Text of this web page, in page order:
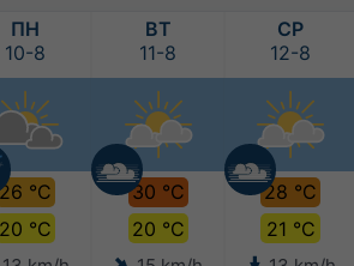
ПН
10-8
°C
20 °C
ВТ
11-8
30 °C
20 °C
СР
12-8
28 °C
21 °C